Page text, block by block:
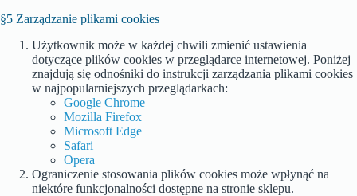
§5 Zarządzanie plikami cookies
Użytkownik może w każdej chwili zmienić ustawienia
dotyczące plików cookies w przeglądarce internetowej. Poniżej
znajdują się odnośniki do instrukcji zarządzania plikami cookies
w najpopularniejszych przeglądarkach:
Google Chrome
Mozilla Firefox
Microsoft Edge
Safari
Opera
Ograniczenie stosowania plików cookies może wpłynąć na
niektóre funkcjonalności dostępne na stronie sklepu.